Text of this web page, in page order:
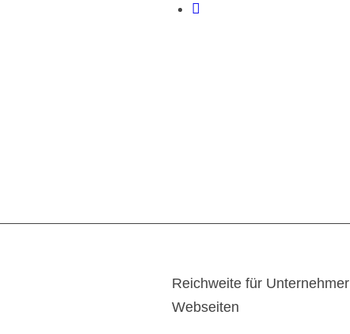
Reichweite für Unternehmer
Webseiten